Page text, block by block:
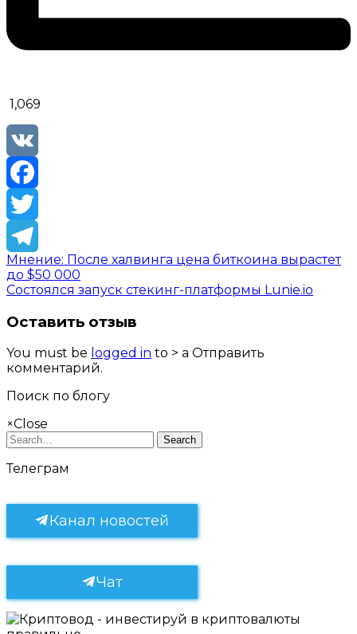
1,069
VK
Facebook
Twitter
Telegram
Мнение: После халвинга цена биткоина вырастет
до $50 000
Состоялся запуск стекинг-платформы Lunie.io
Оставить отзыв
You must be logged in to > a Отправить
комментарий.
Поиск по блогу
×Close
Search
Телеграм
Канал новостей
Чат